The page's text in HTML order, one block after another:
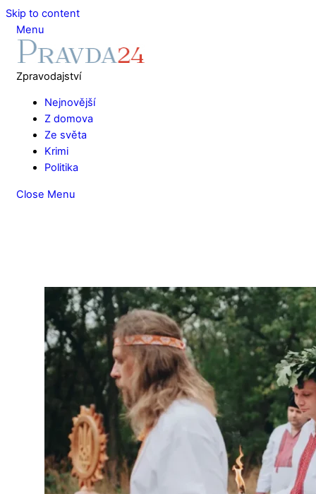
Skip to content
Menu
Zpravodajství
Nejnovější
Z domova
Ze světa
Krimi
Politika
Close Menu